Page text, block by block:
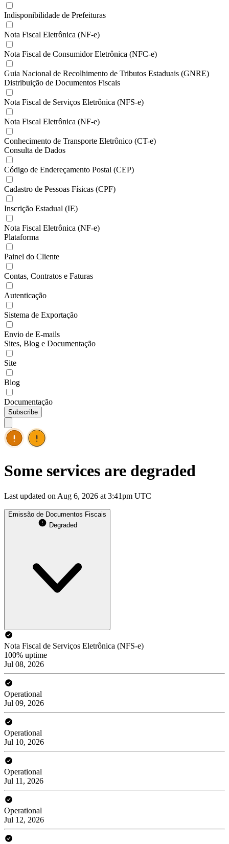
Indisponibilidade de Prefeituras
Nota Fiscal Eletrônica (NF-e)
Nota Fiscal de Consumidor Eletrônica (NFC-e)
Guia Nacional de Recolhimento de Tributos Estaduais (GNRE)
Distribuição de Documentos Fiscais
Nota Fiscal de Serviços Eletrônica (NFS-e)
Nota Fiscal Eletrônica (NF-e)
Conhecimento de Transporte Eletrônico (CT-e)
Consulta de Dados
Código de Endereçamento Postal (CEP)
Cadastro de Pessoas Físicas (CPF)
Inscrição Estadual (IE)
Nota Fiscal Eletrônica (NF-e)
Plataforma
Painel do Cliente
Contas, Contratos e Faturas
Autenticação
Sistema de Exportação
Envio de E-mails
Sites, Blog e Documentação
Site
Blog
Documentação
Subscribe
Some services are degraded
Last updated on Aug 6, 2026 at 3:41pm UTC
Emissão de Documentos Fiscais
Degraded
Nota Fiscal de Serviços Eletrônica (NFS-e)
100% uptime
Jul 08, 2026
Operational
Jul 09, 2026
Operational
Jul 10, 2026
Operational
Jul 11, 2026
Operational
Jul 12, 2026